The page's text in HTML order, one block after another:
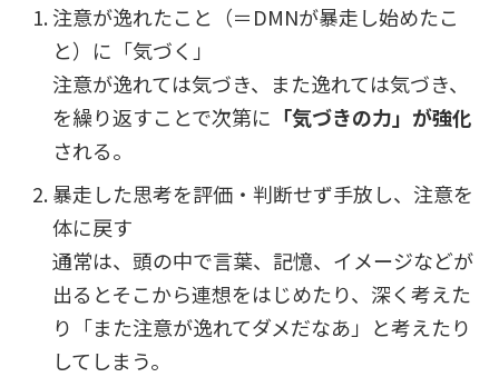
注意が逸れたこと（＝DMNが暴走し始めたこ
と）に「気づく」
注意が逸れては気づき、また逸れては気づき、
を繰り返すことで次第に 「気づきの力」が強化
される。
暴走した思考を評価・判断せず手放し、注意を
体に戻す
通常は、頭の中で言葉、記憶、イメージなどが
出るとそこから連想をはじめたり、深く考えた
り「また注意が逸れてダメだなあ」と考えたり
してしまう。